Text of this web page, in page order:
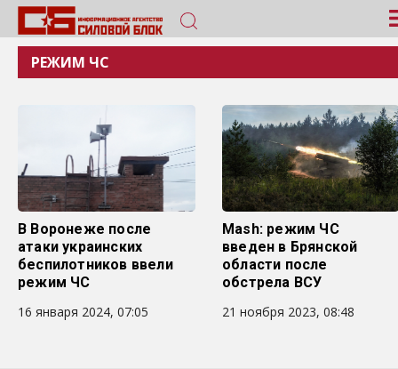
РЕЖИМ ЧС
В Воронеже после
атаки украинских
беспилотников ввели
режим ЧС
16 января 2024, 07:05
Mash: режим ЧС
введен в Брянской
области после
обстрела ВСУ
21 ноября 2023, 08:48